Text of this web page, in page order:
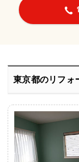
東京都のリフォ